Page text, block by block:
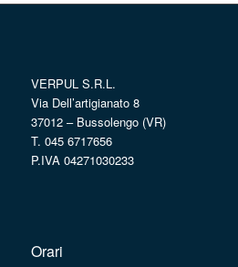
VERPUL S.R.L.
Via Dell’artigianato 8
37012 – Bussolengo (VR)
T. 045 6717656
P.IVA 04271030233
Orari